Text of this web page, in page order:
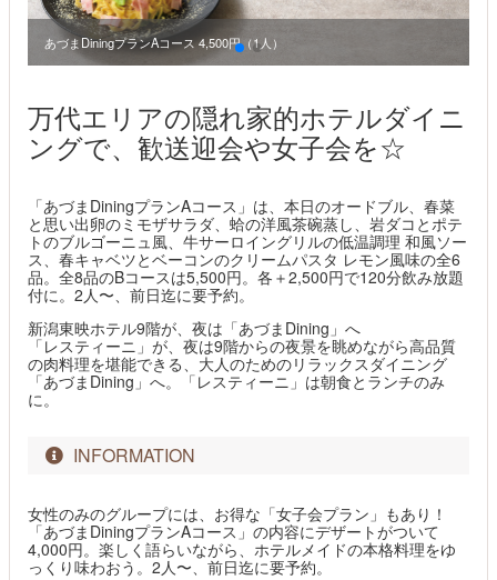
あづまDiningプランAコース 4,500円（1人）
万代エリアの隠れ家的ホテルダイニ
ングで、歓送迎会や女子会を☆
「あづまDiningプランAコース」は、本日のオードブル、春菜
と思い出卵のミモザサラダ、蛤の洋風茶碗蒸し、岩ダコとポテ
トのブルゴーニュ風、牛サーロイングリルの低温調理 和風ソー
ス、春キャベツとベーコンのクリームパスタ レモン風味の全6
品。全8品のBコースは5,500円。各＋2,500円で120分飲み放題
付に。2人〜、前日迄に要予約。
新潟東映ホテル9階が、夜は「あづまDining」へ
「レスティーニ」が、夜は9階からの夜景を眺めながら高品質
の肉料理を堪能できる、大人のためのリラックスダイニング
「あづまDining」へ。「レスティーニ」は朝食とランチのみ
に。
INFORMATION
女性のみのグループには、お得な「女子会プラン」もあり！
「あづまDiningプランAコース」の内容にデザートがついて
4,000円。楽しく語らいながら、ホテルメイドの本格料理をゆ
っくり味わおう。2人〜、前日迄に要予約。